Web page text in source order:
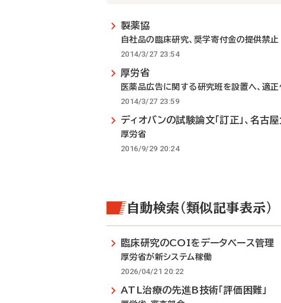
製薬協
自社品の臨床研究、奨学寄付金の提供禁
2014/3/27 23:54
厚労省
医薬品広告に関する研究班を設置へ、適
2014/3/27 23:59
ディオバンの試験論文「訂正」、名古
厚労省
2016/9/29 20:24
自動検索（類似記事表示）
臨床研究のCOIをデータベース管理
厚労省が新システム稼働
2026/04/21 20:22
ATL治療の先進B技術「評価困難」